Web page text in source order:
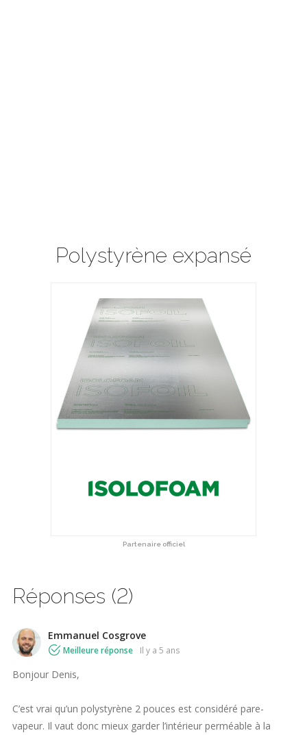
Polystyrène expansé
Partenaire officiel
Réponses (2)
Emmanuel Cosgrove
Meilleure réponse il y a 5 ans
Bonjour Denis,
C’est vrai qu’un polystyrène 2 pouces est considéré pare-
vapeur. Il vaut donc mieux garder l’intérieur perméable à la